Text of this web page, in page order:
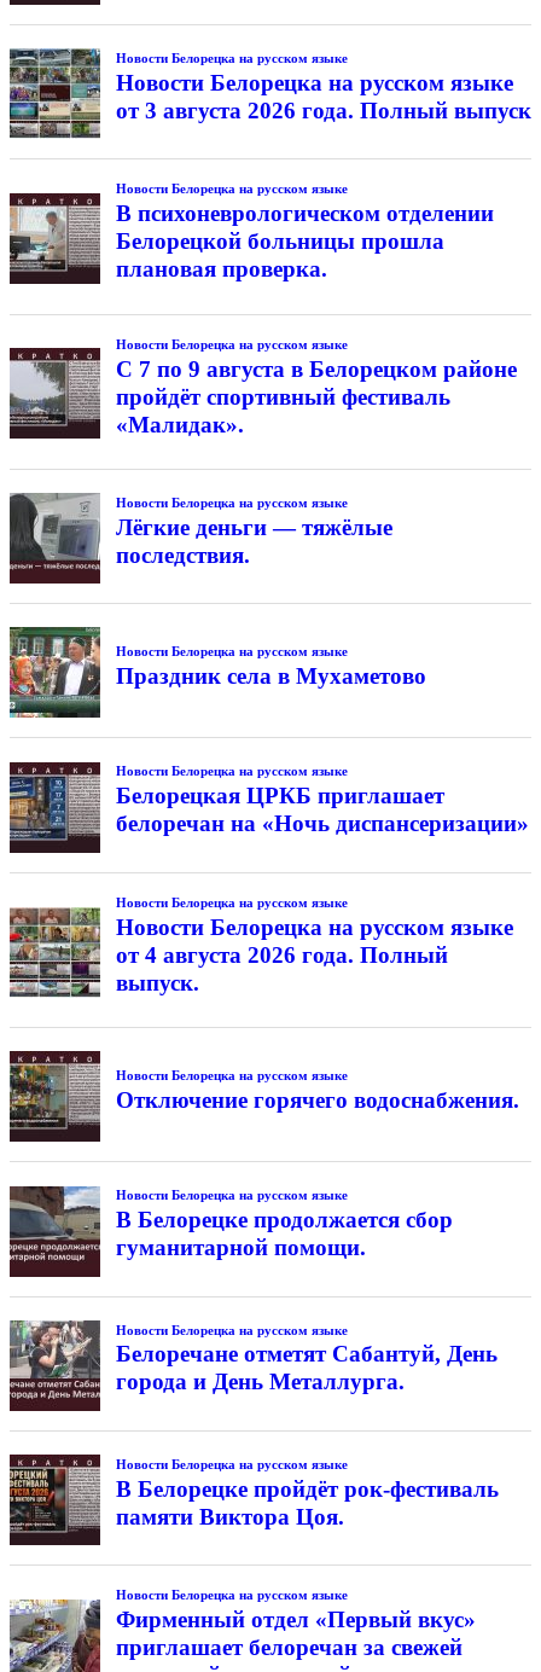
Новости Белорецка на русском языке
Новости Белорецка на русском языке
от 3 августа 2026 года. Полный выпуск
Новости Белорецка на русском языке
В психоневрологическом отделении
Белорецкой больницы прошла
плановая проверка.
Новости Белорецка на русском языке
С 7 по 9 августа в Белорецком районе
пройдёт спортивный фестиваль
«Малидак».
Новости Белорецка на русском языке
Лёгкие деньги — тяжёлые
последствия.
Новости Белорецка на русском языке
Праздник села в Мухаметово
Новости Белорецка на русском языке
Белорецкая ЦРКБ приглашает
белоречан на «Ночь диспансеризации»
Новости Белорецка на русском языке
Новости Белорецка на русском языке
от 4 августа 2026 года. Полный
выпуск.
Новости Белорецка на русском языке
Отключение горячего водоснабжения.
Новости Белорецка на русском языке
В Белорецке продолжается сбор
гуманитарной помощи.
Новости Белорецка на русском языке
Белоречане отметят Сабантуй, День
города и День Металлурга.
Новости Белорецка на русском языке
В Белорецке пройдёт рок-фестиваль
памяти Виктора Цоя.
Новости Белорецка на русском языке
Фирменный отдел «Первый вкус»
приглашает белоречан за свежей